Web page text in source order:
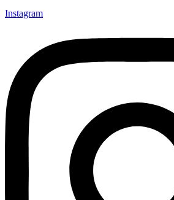
Instagram